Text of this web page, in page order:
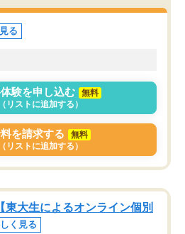
る
験を申し込む
無料
（リストに追加する）
を請求する
無料
（リストに追加する）
東大生によるオンライン個別
く見る